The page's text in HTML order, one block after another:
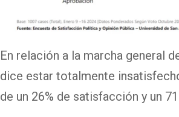
En relación a la marcha general
dice estar totalmente
de un 26% de satisfacción y un